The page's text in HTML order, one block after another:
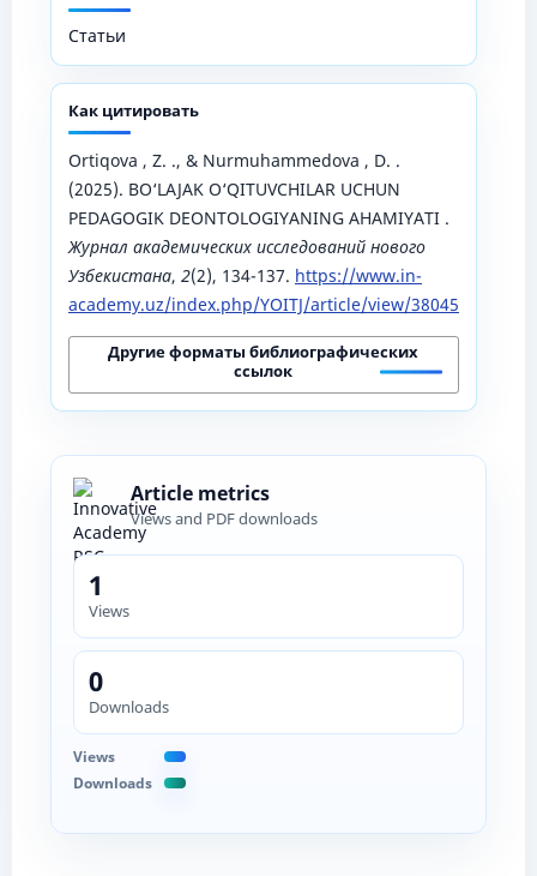
Статьи
Как цитировать
Ortiqova , Z. ., & Nurmuhammedova , D. .
(2025). BO‘LAJAK O‘QITUVCHILAR UCHUN
PEDAGOGIK DEONTOLOGIYANING AHAMIYATI .
Журнал академических исследований нового
Узбекистана, 2(2), 134-137. https://www.in-
academy.uz/index.php/YOITJ/article/view/38045
Другие форматы библиографических
ссылок
Article metrics
Views and PDF downloads
1
Views
0
Downloads
Views
Downloads